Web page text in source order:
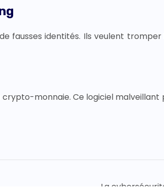
fausses identités. Ils veulent
monnaie. Ce logiciel
La